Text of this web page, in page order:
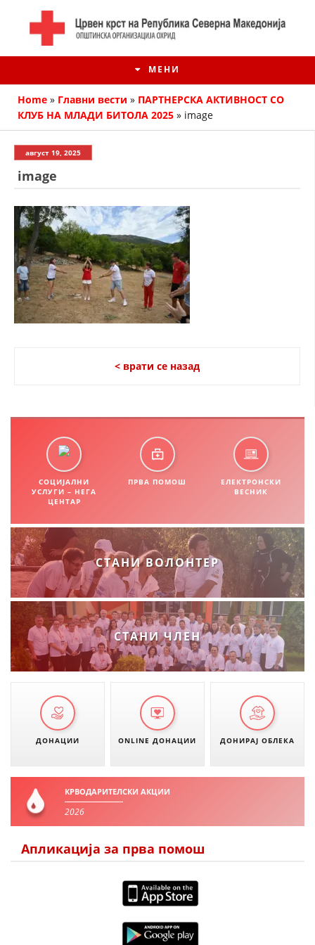
МЕНИ
ИСТОРИЈАТ НА ЦКРМ
ИСТОРИЈАТ НА ДВИЖЕЊЕТО
СТРУКТУРА НА ОРГАНИЗАЦИЈАТА
ЧЛЕНСТВО ВО ПРОФЕСИОНАЛНИ ТЕЛА
СТАТУТ НА ЦКРМ
ОРГАНИЗАЦИЈА И РАЗВОЈ
РАКОВОДЕН ОДБОР
СОБРАНИЕ
СТРУКТУРА И ОРГАНИЗАЦИОНА ПОСТАВЕНОСТ
ДИСЕМИНАЦИЈА
ПРОМОЦИЈА НА ХУМАНИ ВРЕДНОСТИ
УПОТРЕБА И ЗАШТИТА НА АМБЛЕМОТ
ПОДГОТВЕНОСТ И ДЕЈСТВО ПРИ КАТАСТРОФИ
ОДНОСИ СО ЈАВНОСТ
МЕЃУНАРОДНА СОРАБОТКА
Home » Главни вести » ПАРТНЕРСКА АКТИВНОСТ СО
КЛУБ НА МЛАДИ БИТОЛА 2025 » image
август 19, 2025
image
< врати се назад
СОЦИЈАЛНИ
УСЛУГИ – НЕГА
ЦЕНТАР
ПРВА ПОМОШ
ЕЛЕКТРОНСКИ
ВЕСНИК
СТАНИ ВОЛОНТЕР
СТАНИ ЧЛЕН
ДОНАЦИИ ONLINE ДОНАЦИИ ДОНИРАЈ ОБЛЕКА
КРВОДАРИТЕЛСКИ АКЦИИ
2026
Апликација за прва помош